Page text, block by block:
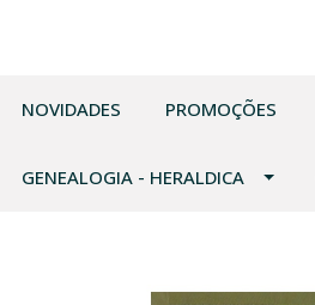
NOVIDADES PROMOÇÕES
GENEALOGIA - HERALDICA